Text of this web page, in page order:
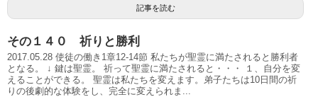
記事を読む
その１４０ 祈りと勝利
2017.05.28 使徒の働き1章12-14節 私たちが聖霊に満たされると勝利者
となる。 ↓ 鍵は聖霊。 祈って聖霊に満たされると・・・ １、自分を変
えることができる。 聖霊は私たちを変えます。弟子たちは10日間の祈
りの後劇的な体験をし、完全に変えられま...